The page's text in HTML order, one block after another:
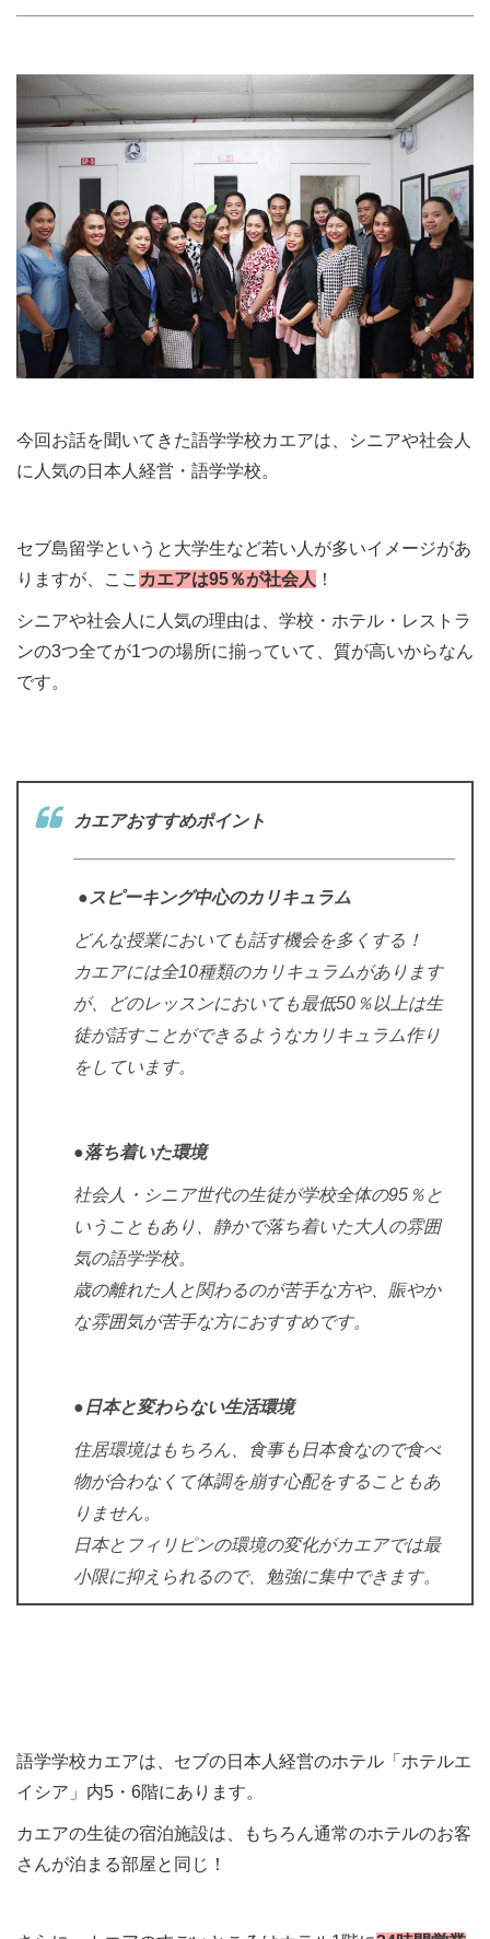
今回お話を聞いてきた語学学校カエアは、シニアや社会人
に人気の日本人経営・語学学校。
セブ島留学というと大学生など若い人が多いイメージがあ
りますが、ここ カエアは95％が社会人 ！
シニアや社会人に人気の理由は、学校・ホテル・レストラ
ンの3つ全てが1つの場所に揃っていて、質が高いからなん
です。
カエアおすすめポイント
●スピーキング中心のカリキュラム
どんな授業においても話す機会を多くする！
カエアには全10種類のカリキュラムがあります
が、どのレッスンにおいても最低50％以上は生
徒が話すことができるようなカリキュラム作り
をしています。
●落ち着いた環境
社会人・シニア世代の生徒が学校全体の95％と
いうこともあり、静かで落ち着いた大人の雰囲
気の語学学校。
歳の離れた人と関わるのが苦手な方や、賑やか
な雰囲気が苦手な方におすすめです。
●日本と変わらない生活環境
住居環境はもちろん、食事も日本食なので食べ
物が合わなくて体調を崩す心配をすることもあ
りません。
日本とフィリピンの環境の変化がカエアでは最
小限に抑えられるので、勉強に集中できます。
語学学校カエアは、セブの日本人経営のホテル「ホテルエ
イシア」内5・6階にあります。
カエアの生徒の宿泊施設は、もちろん通常のホテルのお客
さんが泊まる部屋と同じ！